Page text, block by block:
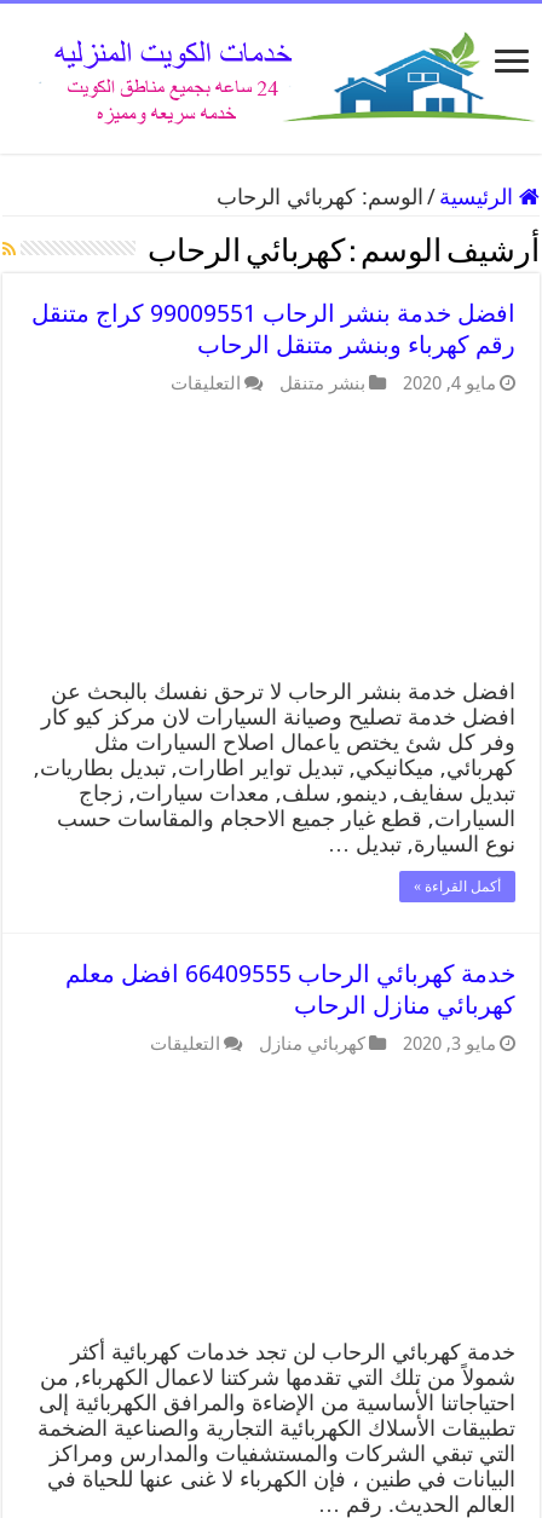
الرئيسية / الوسم:كهربائي الرحاب
أرشيف الوسم : كهربائي الرحاب
افضل خدمة بنشر الرحاب 99009551 كراج متنقل
رقم كهرباء وبنشر متنقل الرحاب
مايو 4, 2020 بنشر متنقل التعليقات
افضل خدمة بنشر الرحاب لا ترحق نفسك بالبحث عن
افضل خدمة تصليح وصيانة السيارات لان مركز كيو كار
وفر كل شئ يختص ياعمال اصلاح السيارات مثل
كهربائي, ميكانيكي, تبديل تواير اطارات, تبديل بطاريات,
تبديل سفايف, دينمو, سلف, معدات سيارات, زجاج
السيارات, قطع غيار جميع الاحجام والمقاسات حسب
نوع السيارة, تبديل …
أكمل القراءة »
خدمة كهربائي الرحاب 66409555 افضل معلم
كهربائي منازل الرحاب
مايو 3, 2020 كهربائي منازل التعليقات
خدمة كهربائي الرحاب لن تجد خدمات كهربائية أكثر
شمولاً من تلك التي تقدمها شركتنا لاعمال الكهرباء, من
احتياجاتنا الأساسية من الإضاءة والمرافق الكهربائية إلى
تطبيقات الأسلاك الكهربائية التجارية والصناعية الضخمة
التي تبقي الشركات والمستشفيات والمدارس ومراكز
البيانات في طنين ، فإن الكهرباء لا غنى عنها للحياة في
العالم الحديث. رقم …